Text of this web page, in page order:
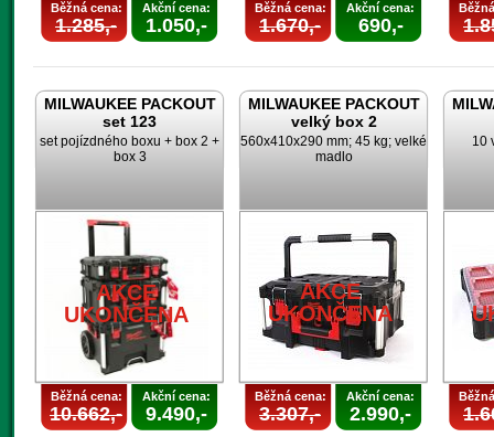
Běžná cena:
1.285,-
Akční cena:
1.050,-
Běžná cena:
1.670,-
Akční cena:
690,-
MILWAUKEE PACKOUT
set 123
set pojízdného boxu + box 2 +
box 3
AKCE
UKONČENA
Běžná cena:
10.662,-
Akční cena:
9.490,-
MILWAUKEE PACKOUT
velký box 2
560x410x290 mm; 45 kg; velké
madlo
AKCE
UKONČENA
Běžná cena:
3.307,-
Akční cena:
2.990,-
10